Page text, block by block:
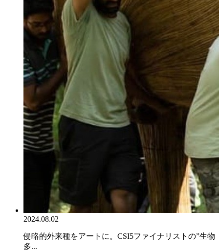
2024.08.02
侵略的外来種をアートに。CSI5ファイナリストの”生物
多...